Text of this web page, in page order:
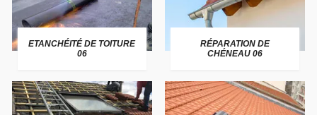
ETANCHÉITÉ DE TOITURE
06
RÉPARATION DE
CHÉNEAU 06